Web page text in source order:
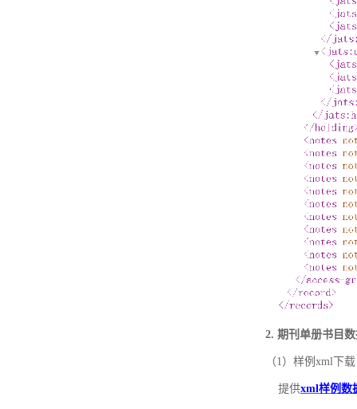
2. 期刊单册书目
（1）样例xml下载
提供xml样例数